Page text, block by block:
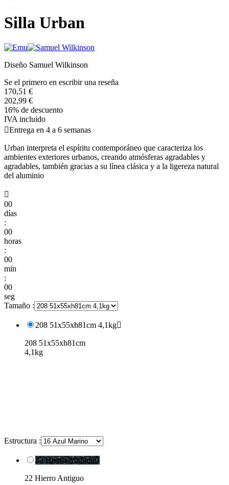
Silla Urban
Diseño Samuel Wilkinson
Se el primero en escribir una reseña
170,51 €
202,99 €
16% de descuento
IVA incluido
Entrega en 4 a 6 semanas
Urban interpreta el espíritu contemporáneo que caracteriza los
ambientes exteriores urbanos, creando atmósferas agradables y
agradables, también gracias a su línea clásica y a la ligereza natural
del aluminio

00
días
:
00
horas
:
00
min
:
00
seg
Tamaño :
208 51x55xh81cm 4,1kg
208 51x55xh81cm
4,1kg
Estructura :
22 Hierro Antiguo
22 Hierro Antiguo